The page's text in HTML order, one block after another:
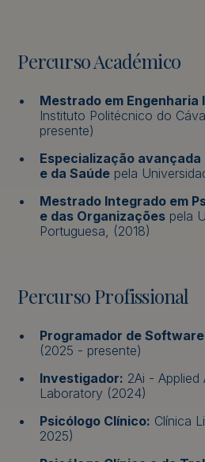
Percurso Académico
Mestrado em Engenharia
Instituto Politécnico do
presente)
Especialização avançada
e da Saúde pela
Mestrado Integrado em
e das Organizações pela
Portuguesa, (2018)
Percurso Profissional
Programador de
(2025 - presente)
Investigador: 2Ai - Applied
Laboratory (2024)
Psicólogo Clínico: Clínica
2025)